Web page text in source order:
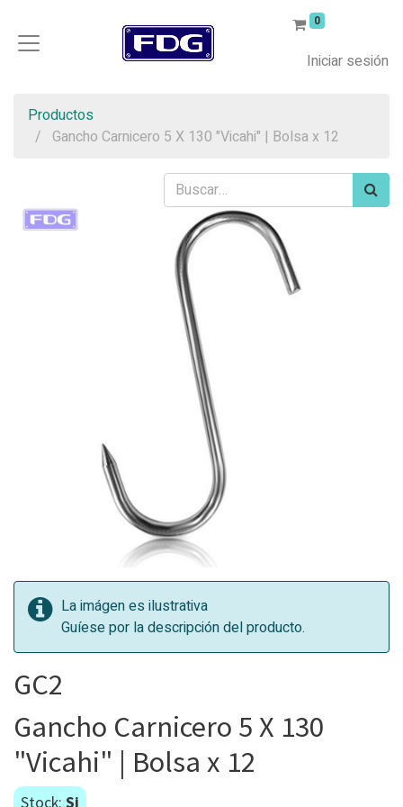
0
Iniciar sesión
Productos
Gancho Carnicero 5 X 130 "Vicahi" | Bolsa x 12
La imágen es ilustrativa
Guíese por la descripción del producto.
GC2
Gancho Carnicero 5 X 130
"Vicahi" | Bolsa x 12
Stock: Si